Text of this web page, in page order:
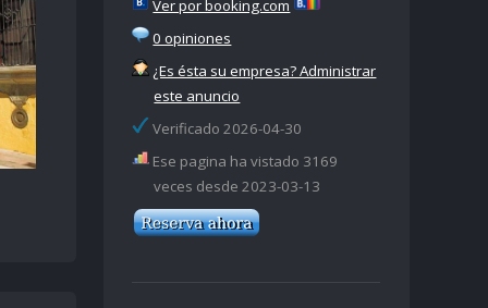
Ver por booking.com
0 opiniones
¿Es ésta su empresa? Administrar
este anuncio
Verificado 2026-04-30
Ese pagina ha vistado 3169
veces desde 2023-03-13